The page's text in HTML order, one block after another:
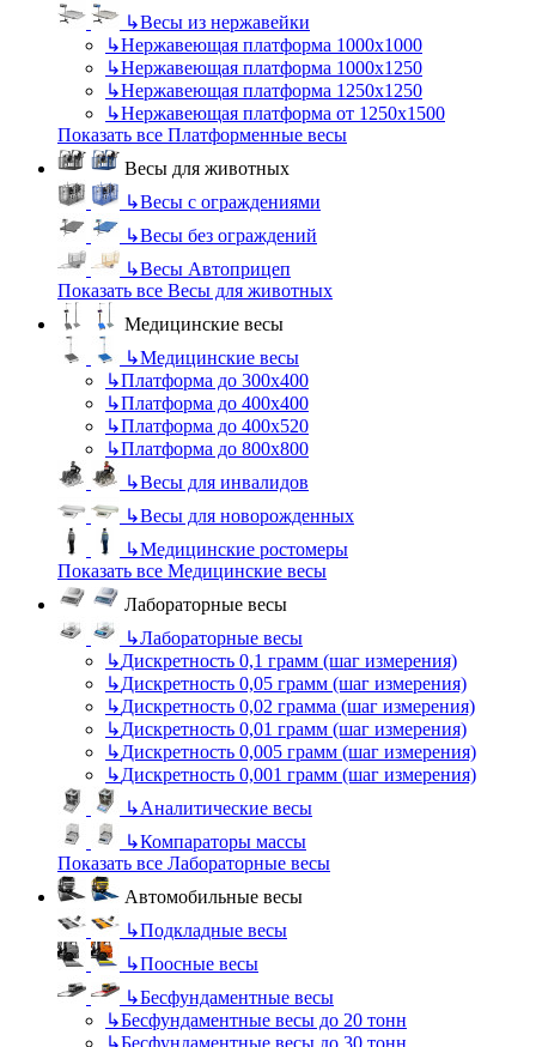
↳Весы из нержавейки
↳Нержавеющая платформа 1000х1000
↳Нержавеющая платформа 1000х1250
↳Нержавеющая платформа 1250х1250
↳Нержавеющая платформа от 1250х1500
Показать все Платформенные весы
Весы для животных
↳Весы с ограждениями
↳Весы без ограждений
↳Весы Автоприцеп
Показать все Весы для животных
Медицинские весы
↳Медицинские весы
↳Платформа до 300х400
↳Платформа до 400х400
↳Платформа до 400х520
↳Платформа до 800х800
↳Весы для инвалидов
↳Весы для новорожденных
↳Медицинские ростомеры
Показать все Медицинские весы
Лабораторные весы
↳Лабораторные весы
↳Дискретность 0,1 грамм (шаг измерения)
↳Дискретность 0,05 грамм (шаг измерения)
↳Дискретность 0,02 грамма (шаг измерения)
↳Дискретность 0,01 грамм (шаг измерения)
↳Дискретность 0,005 грамм (шаг измерения)
↳Дискретность 0,001 грамм (шаг измерения)
↳Аналитические весы
↳Компараторы массы
Показать все Лабораторные весы
Автомобильные весы
↳Подкладные весы
↳Поосные весы
↳Бесфундаментные весы
↳Бесфундаментные весы до 20 тонн
↳Бесфундаментные весы до 30 тонн